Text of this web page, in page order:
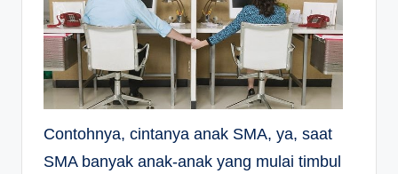
Contohnya, cintanya anak SMA, ya, saat
SMA banyak anak-anak yang mulai timbul